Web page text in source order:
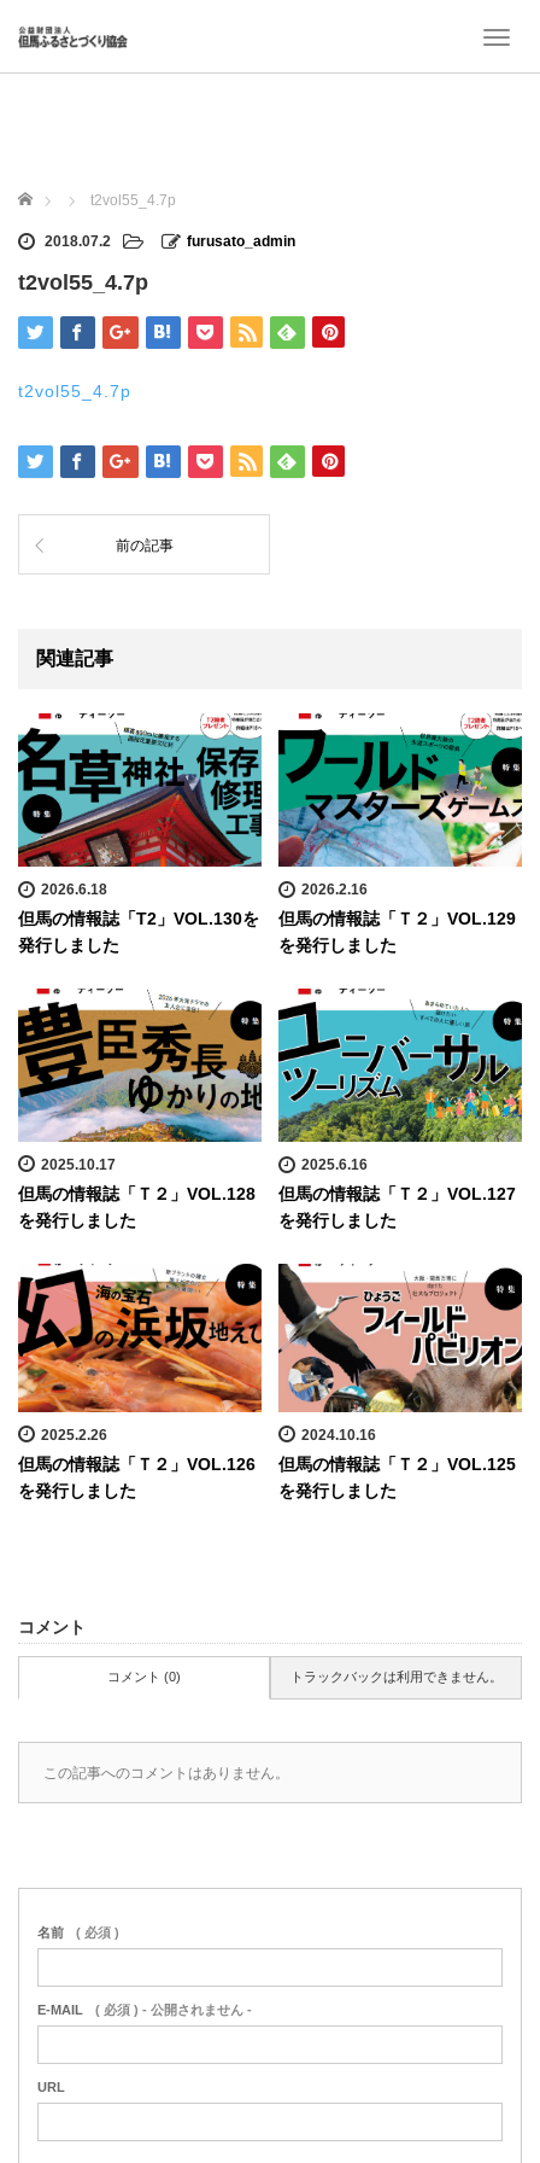
T
ホーム t2vol55_4.7p
2018.07.2 furusato_admin
t2vol55_4.7p
t2vol55_4.7p
前の記事
関連記事
2026.6.18
但馬の情報誌「T2」VOL.130を
発行しました
2026.2.16
但馬の情報誌「Ｔ２」VOL.129
を発行しました
2025.10.17
但馬の情報誌「Ｔ２」VOL.128
を発行しました
2025.6.16
但馬の情報誌「Ｔ２」VOL.127
を発行しました
2025.2.26
但馬の情報誌「Ｔ２」VOL.126
を発行しました
2024.10.16
但馬の情報誌「Ｔ２」VOL.125
を発行しました
コメント
コメント (0) トラックバックは利用できません。
この記事へのコメントはありません。
名前 ( 必須 )
E-MAIL ( 必須 ) - 公開されません -
URL